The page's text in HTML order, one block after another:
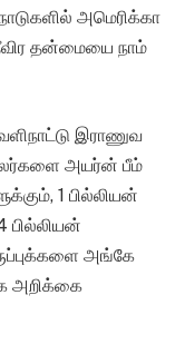
அமெரிக்கா
தன்மையை நாம்
இராணுவ
அயர்ன் பீம்
1 பில்லியன்
பில்லியன்
அங்கே
அறிக்கை